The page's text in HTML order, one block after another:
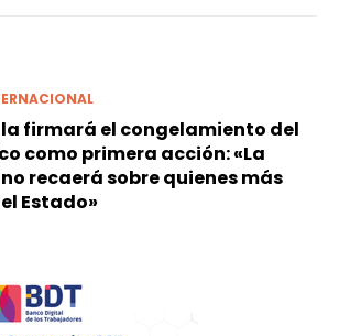
firmará el congelamiento del
como primera acción: «La
recaerá sobre quienes más
Estado»